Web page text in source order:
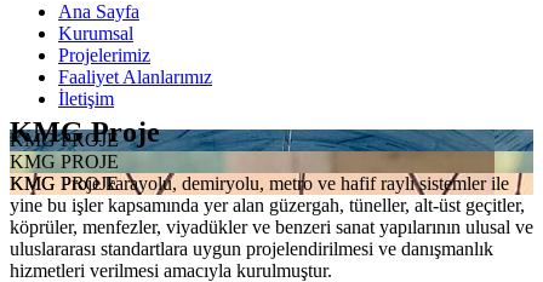
Ana Sayfa
Kurumsal
Projelerimiz
Faaliyet Alanlarımız
İletişim
KMG PROJE
KMG PROJE
KMG PROJE
KMG Proje
KMG Proje karayolu, demiryolu, metro ve hafif raylı sistemler ile
yine bu işler kapsamında yer alan güzergah, tüneller, alt-üst geçitler,
köprüler, menfezler, viyadükler ve benzeri sanat yapılarının ulusal ve
uluslararası standartlara uygun projelendirilmesi ve danışmanlık
hizmetleri verilmesi amacıyla kurulmuştur.